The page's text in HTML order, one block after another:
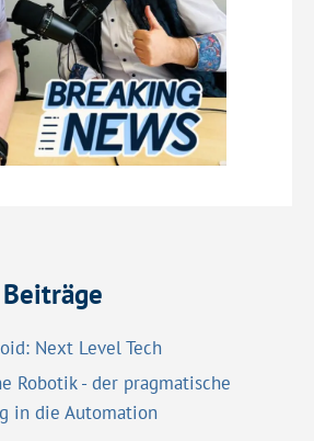
Next Level Tech
Robotik - der pragmatische
in die Automation